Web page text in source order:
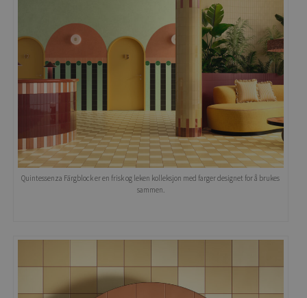
Quintessenza Färgblock er en frisk og leken kolleksjon med farger designet for å brukes
sammen.